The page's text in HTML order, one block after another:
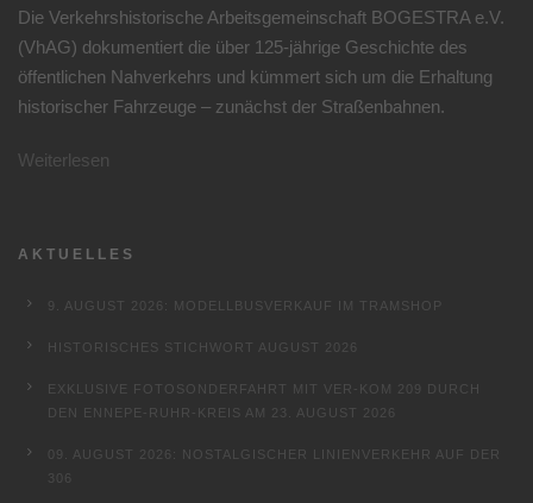
Die Verkehrshistorische Arbeitsgemeinschaft BOGESTRA e.V.
(VhAG) dokumentiert die über 125-jährige Geschichte des
öffentlichen Nahverkehrs und kümmert sich um die Erhaltung
historischer Fahrzeuge – zunächst der Straßenbahnen.
Weiterlesen
AKTUELLES
9. AUGUST 2026: MODELLBUSVERKAUF IM TRAMSHOP
HISTORISCHES STICHWORT AUGUST 2026
EXKLUSIVE FOTOSONDERFAHRT MIT VER-KOM 209 DURCH
DEN ENNEPE-RUHR-KREIS AM 23. AUGUST 2026
09. AUGUST 2026: NOSTALGISCHER LINIENVERKEHR AUF DER
306